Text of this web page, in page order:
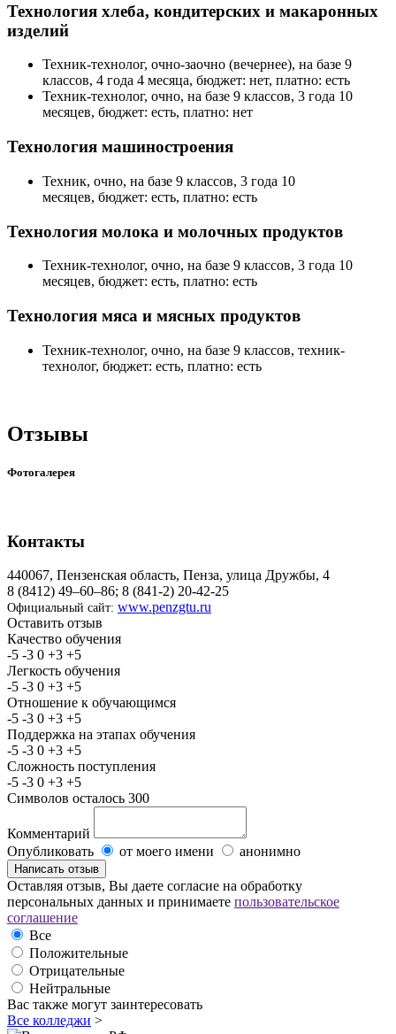
Технология хлеба, кондитерских и макаронных
изделий
Техник-технолог, очно-заочно (вечернее), на базе 9
классов, 4 года 4 месяца, бюджет: нет, платно: есть
Техник-технолог, очно, на базе 9 классов, 3 года 10
месяцев, бюджет: есть, платно: нет
Технология машиностроения
Техник, очно, на базе 9 классов, 3 года 10
месяцев, бюджет: есть, платно: есть
Технология молока и молочных продуктов
Техник-технолог, очно, на базе 9 классов, 3 года 10
месяцев, бюджет: есть, платно: есть
Технология мяса и мясных продуктов
Техник-технолог, очно, на базе 9 классов, техник-
технолог, бюджет: есть, платно: есть
Отзывы
Фотогалерея
Контакты
440067, Пензенская область, Пенза, улица Дружбы, 4
8 (8412) 49–60–86; 8 (841-2) 20-42-25
Официальный сайт: www.penzgtu.ru
Оставить отзыв
Качество обучения
-5 -3 0 +3 +5
Легкость обучения
-5 -3 0 +3 +5
Отношение к обучающимся
-5 -3 0 +3 +5
Поддержка на этапах обучения
-5 -3 0 +3 +5
Сложность поступления
-5 -3 0 +3 +5
Символов осталось 300
Комментарий
Опубликовать
от моего имени анонимно
Оставляя отзыв, Вы даете согласие на обработку
персональных данных и принимаете пользовательское
соглашение
Все
Положительные
Отрицательные
Нейтральные
Вас также могут заинтересовать
Все колледжи >